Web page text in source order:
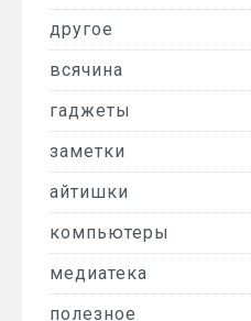
другое
всячина
гаджеты
заметки
айтишки
компьютеры
медиатека
полезное